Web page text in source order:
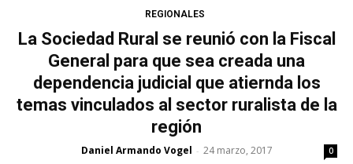
REGIONALES
La Sociedad Rural se reunió con la Fiscal
General para que sea creada una
dependencia judicial que atiernda los
temas vinculados al sector ruralista de la
región
Daniel Armando Vogel - 24 marzo, 2017 0